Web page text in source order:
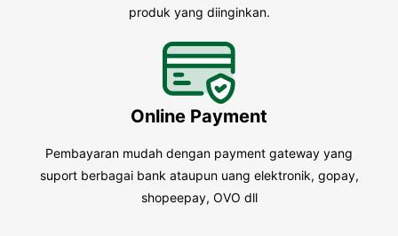
produk yang diinginkan.
Online Payment
Pembayaran mudah dengan payment gateway yang
suport berbagai bank ataupun uang elektronik, gopay,
shopeepay, OVO dll